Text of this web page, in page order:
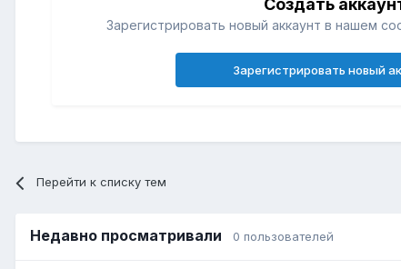
Создать
Зарегистрировать новый аккаунт в нашем
Зарегистрировать новый
Перейти к списку тем
Недавно просматривали 0 пользователей